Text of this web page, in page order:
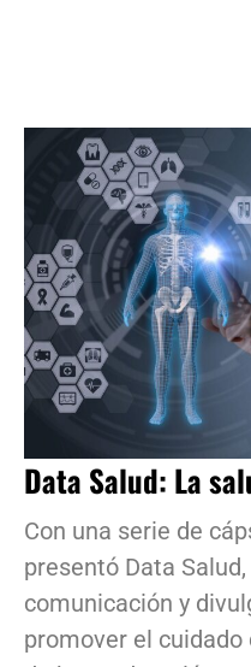
Data Salud: La
Con una serie de
presentó Data
comunicación y
promover el cuidado